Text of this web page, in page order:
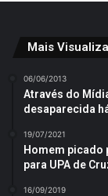
Mais
06/06/2013
Através do
desaparecida
19/07/2021
Homem picado
para UPA de
16/09/2019